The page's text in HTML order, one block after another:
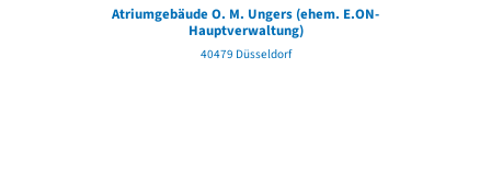
Atriumgebäude O. M. Ungers (ehem. E.ON-
Hauptverwaltung)
40479 Düsseldorf